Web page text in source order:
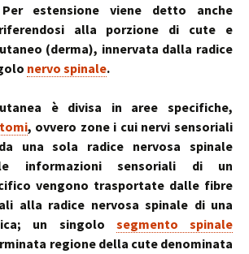
estensione viene detto anche
alla porzione di cute e
(derma), innervata dalla radice
nervo spinale.
è divisa in aree specifiche,
, ovvero zone i cui nervi sensoriali
una sola radice nervosa spinale
informazioni sensoriali di un
vengono trasportate dalle fibre
alla radice nervosa spinale di una
un singolo segmento spinale
regione della cute denominata